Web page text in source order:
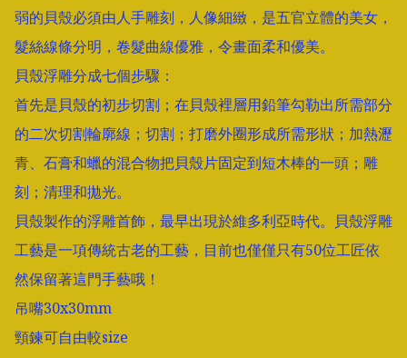
弱的貝殼必須由人手雕刻，人像細緻，是五官立體的美女，
髮絲線條分明，卷髮曲線優雅，令畫面柔和優美。
貝殼浮雕分成七個步驟：
首先是貝殼的初步切割；在貝殼裡層用鉛筆勾勒出所需部分
的二次切割輪廓線；切割；打磨外圈形成所需形狀；加熱瀝
青、石膏和蠟的混合物把貝殼片固定到短木棒的一頭；雕
刻；清理和拋光。
貝殼製作的浮雕首飾，最早出現於維多利亞時代。貝殼浮雕
工藝是一項傳統古老的工藝，目前也僅僅只有50位工匠依
然保留著這門手藝哦！
吊嘴30x30mm
頸鍊可自由較size